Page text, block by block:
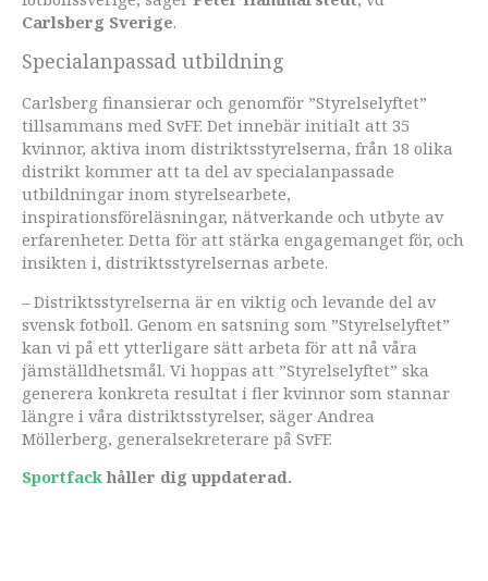
Carlsberg Sverige.
Specialanpassad utbildning
Carlsberg finansierar och genomför ”Styrelselyftet”
tillsammans med SvFF. Det innebär initialt att 35
kvinnor, aktiva inom distriktsstyrelserna, från 18 olika
distrikt kommer att ta del av specialanpassade
utbildningar inom styrelsearbete,
inspirationsföreläsningar, nätverkande och utbyte av
erfarenheter. Detta för att stärka engagemanget för, och
insikten i, distriktsstyrelsernas arbete.
– Distriktsstyrelserna är en viktig och levande del av
svensk fotboll. Genom en satsning som ”Styrelselyftet”
kan vi på ett ytterligare sätt arbeta för att nå våra
jämställdhetsmål. Vi hoppas att ”Styrelselyftet” ska
generera konkreta resultat i fler kvinnor som stannar
längre i våra distriktsstyrelser, säger Andrea
Möllerberg, generalsekreterare på SvFF.
Sportfack håller dig uppdaterad.